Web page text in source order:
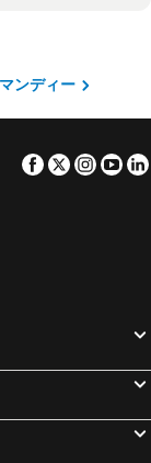
ノルマンディー 宿泊施設 -
ンディー 宿泊施設 -
マンディー 宿泊施設 -
マンディー 宿泊施設 -
ルプ 宿泊施設 -
ンディー
Facebook
Twitter